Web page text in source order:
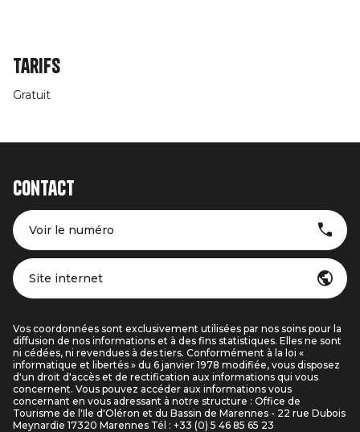
Tarifs
Gratuit
Contact
Voir le numéro
Site internet
Vos coordonnées sont exclusivement utilisées par nos soins pour la
diffusion de nos informations et à des fins statistiques. Elles ne sont
ni cédées, ni revendues à des tiers. Conformément à la loi «
informatique et libertés » du 6 janvier 1978 modifiée, vous disposez
d'un droit d'accès et de rectification aux informations qui vous
concernent. Vous pouvez accéder aux informations vous
concernant en vous adressant à notre structure : Office de
Tourisme de l'Ile d'Oléron et du Bassin de Marennes - 22 rue Dubois
Meynardie 17320 Marennes Tél : +33 (0) 5 46 85 65 23